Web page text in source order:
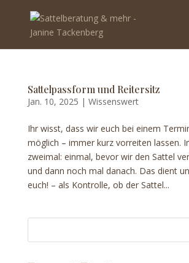
Sattelpassform und Reitersitz
Jan. 10, 2025 | Wissenswert
Ihr wisst, dass wir euch bei einem
möglich – immer kurz vorreiten lassen.
zweimal: einmal, bevor wir den Sattel
und dann noch mal danach. Das dient
euch! – als Kontrolle, ob der Sattel...